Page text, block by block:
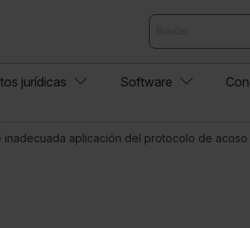
jurídicas Software
inadecuada aplicación del protocolo de acoso